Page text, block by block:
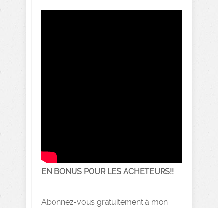
EN BONUS POUR LES ACHETEURS!!
Abonnez-vous gratuitement à mon